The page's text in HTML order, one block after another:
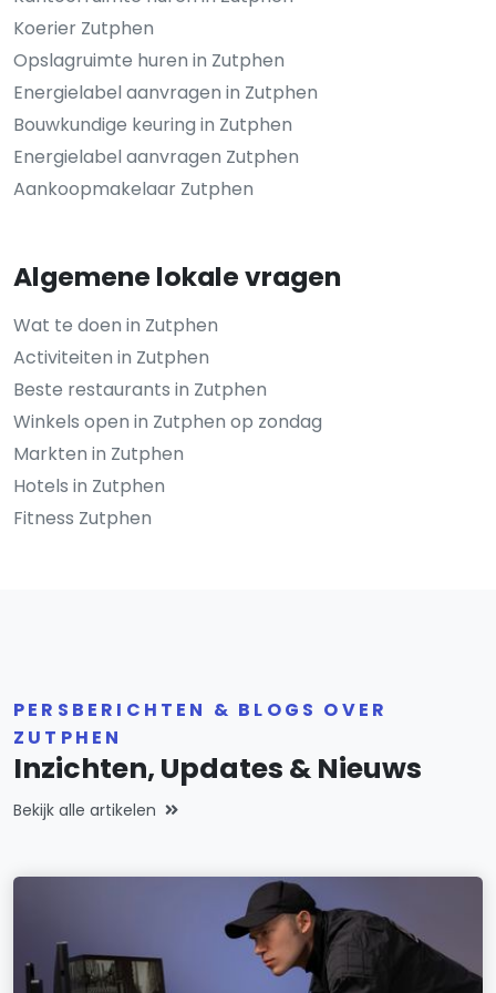
Koerier Zutphen
Opslagruimte huren in Zutphen
Energielabel aanvragen in Zutphen
Bouwkundige keuring in Zutphen
Energielabel aanvragen Zutphen
Aankoopmakelaar Zutphen
Algemene lokale vragen
Wat te doen in Zutphen
Activiteiten in Zutphen
Beste restaurants in Zutphen
Winkels open in Zutphen op zondag
Markten in Zutphen
Hotels in Zutphen
Fitness Zutphen
PERSBERICHTEN & BLOGS OVER
ZUTPHEN
Inzichten, Updates & Nieuws
Bekijk alle artikelen